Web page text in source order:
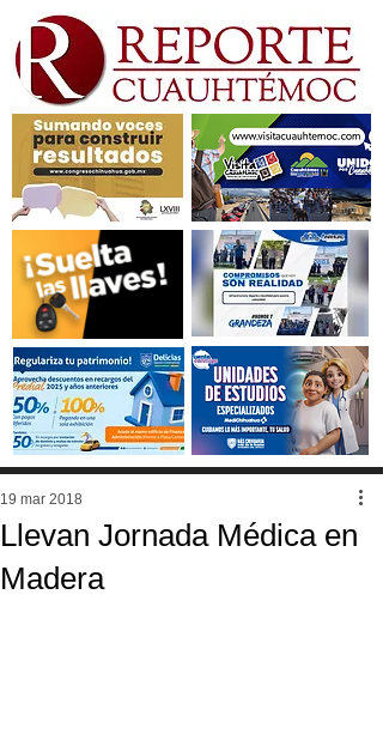
Llevan Jornada Médica en
Madera
19 mar 2018